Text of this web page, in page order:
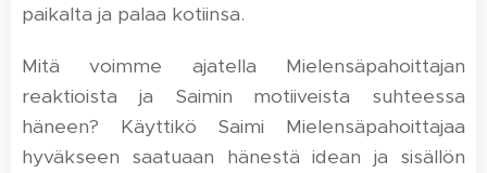
paikalta ja palaa kotiinsa.
Mitä voimme ajatella Mielensäpahoittajan
reaktioista ja Saimin motiiveista suhteessa
häneen? Käyttikö Saimi Mielensäpahoittajaa
hyväkseen saatuaan hänestä idean ja sisällön